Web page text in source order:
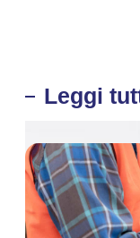
Leggi